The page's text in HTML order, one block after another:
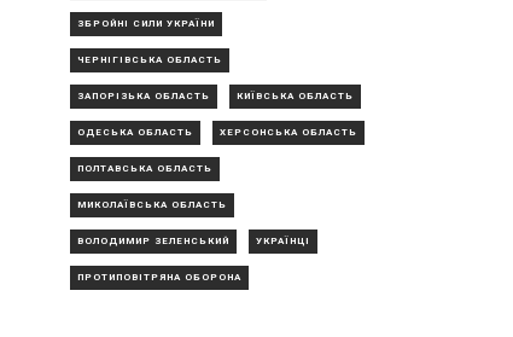
ЗБРОЙНІ СИЛИ УКРАЇНИ
ЧЕРНІГІВСЬКА ОБЛАСТЬ
ЗАПОРІЗЬКА ОБЛАСТЬ КИЇВСЬКА ОБЛАСТЬ
ОДЕСЬКА ОБЛАСТЬ ХЕРСОНСЬКА ОБЛАСТЬ
ПОЛТАВСЬКА ОБЛАСТЬ
МИКОЛАЇВСЬКА ОБЛАСТЬ
ВОЛОДИМИР ЗЕЛЕНСЬКИЙ УКРАЇНЦІ
ПРОТИПОВІТРЯНА ОБОРОНА